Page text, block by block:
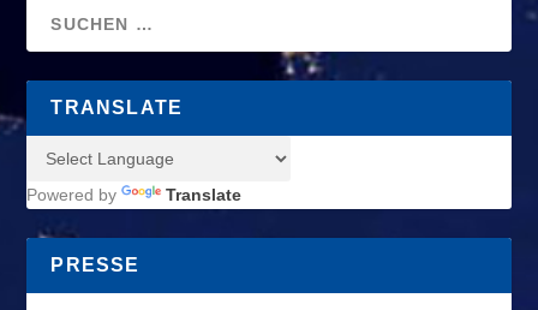
TRANSLATE
Powered by Translate
PRESSE